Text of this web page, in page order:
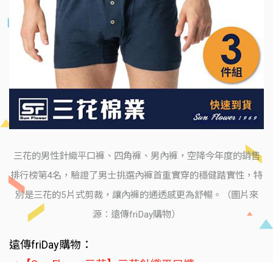
三花的男性針織平口褲、四角褲、男內褲，空降今年度的銷售
排行榜第4名，驗證了男士挑選內褲首重實穿的穩健踏實性，特
別是三花的5片式剪裁，讓內褲的通透感更為舒暢。（圖片來
源：遠傳friDay購物）
遠傳friDay購物：